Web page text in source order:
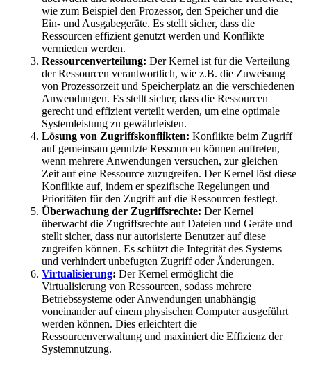
wie zum Beispiel den Prozessor, den Speicher und die
Ein- und Ausgabegeräte. Es stellt sicher, dass die
Ressourcen effizient genutzt werden und Konflikte
vermieden werden.
Ressourcenverteilung: Der Kernel ist für die Verteilung
der Ressourcen verantwortlich, wie z.B. die Zuweisung
von Prozessorzeit und Speicherplatz an die verschiedenen
Anwendungen. Es stellt sicher, dass die Ressourcen
gerecht und effizient verteilt werden, um eine optimale
Systemleistung zu gewährleisten.
Lösung von Zugriffskonflikten: Konflikte beim Zugriff
auf gemeinsam genutzte Ressourcen können auftreten,
wenn mehrere Anwendungen versuchen, zur gleichen
Zeit auf eine Ressource zuzugreifen. Der Kernel löst diese
Konflikte auf, indem er spezifische Regelungen und
Prioritäten für den Zugriff auf die Ressourcen festlegt.
Überwachung der Zugriffsrechte: Der Kernel
überwacht die Zugriffsrechte auf Dateien und Geräte und
stellt sicher, dass nur autorisierte Benutzer auf diese
zugreifen können. Es schützt die Integrität des Systems
und verhindert unbefugten Zugriff oder Änderungen.
Virtualisierung: Der Kernel ermöglicht die
Virtualisierung von Ressourcen, sodass mehrere
Betriebssysteme oder Anwendungen unabhängig
voneinander auf einem physischen Computer ausgeführt
werden können. Dies erleichtert die
Ressourcenverwaltung und maximiert die Effizienz der
Systemnutzung.